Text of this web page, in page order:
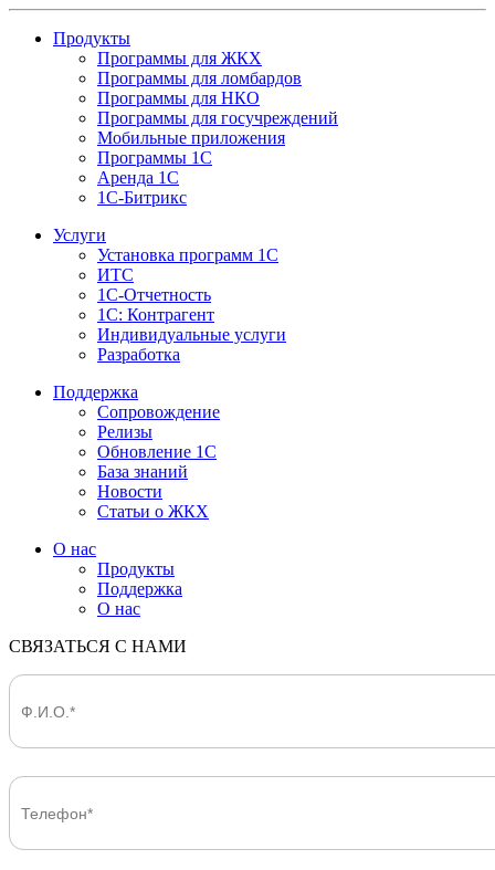
Продукты
Программы для ЖКХ
Программы для ломбардов
Программы для НКО
Программы для госучреждений
Мобильные приложения
Программы 1С
Аренда 1С
1С-Битрикс
Услуги
Установка программ 1С
ИТС
1С-Отчетность
1С: Контрагент
Индивидуальные услуги
Разработка
Поддержка
Сопровождение
Релизы
Обновление 1С
База знаний
Новости
Статьи о ЖКХ
О нас
Продукты
Поддержка
О нас
СВЯЗАТЬСЯ С НАМИ